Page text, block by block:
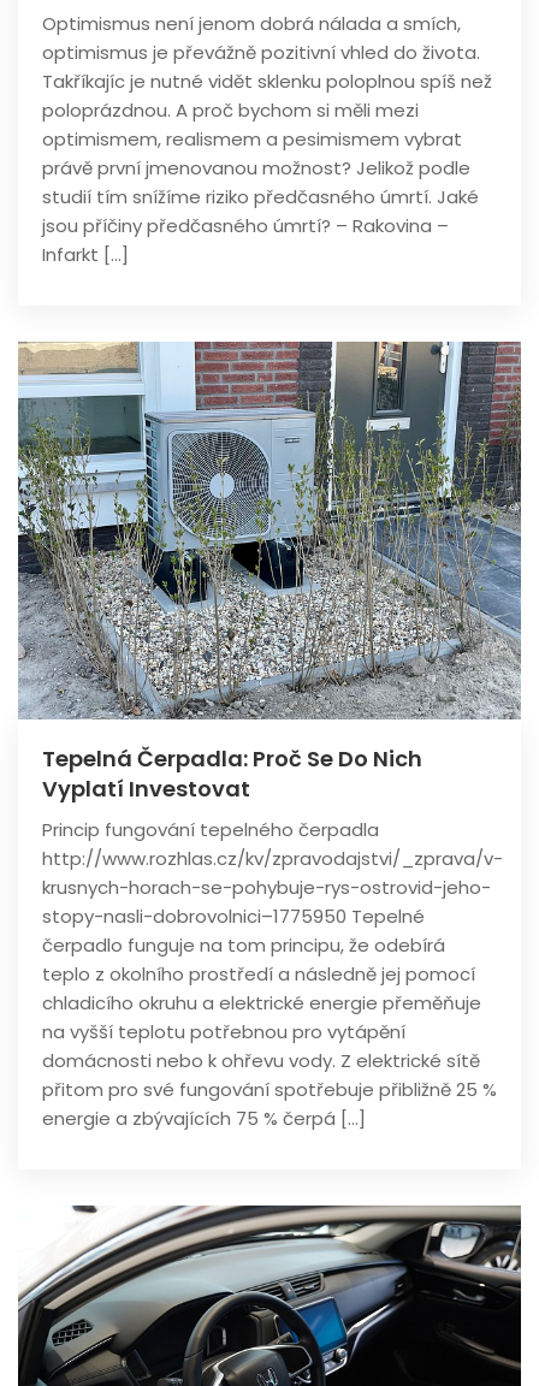
Optimismus není jenom dobrá nálada a smích,
optimismus je převážně pozitivní vhled do života.
Takříkajíc je nutné vidět sklenku poloplnou spíš než
poloprázdnou. A proč bychom si měli mezi
optimismem, realismem a pesimismem vybrat
právě první jmenovanou možnost? Jelikož podle
studií tím snížíme riziko předčasného úmrtí. Jaké
jsou příčiny předčasného úmrtí? – Rakovina –
Infarkt […]
Tepelná Čerpadla: Proč Se Do Nich
Vyplatí Investovat
Princip fungování tepelného čerpadla
http://www.rozhlas.cz/kv/zpravodajstvi/_zprava/v-
krusnych-horach-se-pohybuje-rys-ostrovid-jeho-
stopy-nasli-dobrovolnici–1775950 Tepelné
čerpadlo funguje na tom principu, že odebírá
teplo z okolního prostředí a následně jej pomocí
chladicího okruhu a elektrické energie přeměňuje
na vyšší teplotu potřebnou pro vytápění
domácnosti nebo k ohřevu vody. Z elektrické sítě
přitom pro své fungování spotřebuje přibližně 25 %
energie a zbývajících 75 % čerpá […]